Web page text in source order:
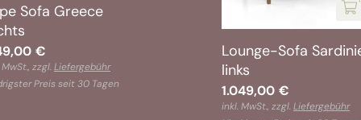
Sofa Greece
€
zzgl.Liefergebühr
Preis seit 30 Tagen
Lounge-Sofa
links
1.049,00 €
inkl. MwSt., zzgl.Liefergebühr